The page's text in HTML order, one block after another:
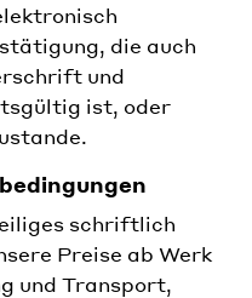
die auch
und
ist, oder
schriftlich
Preise ab Werk
und Transport,